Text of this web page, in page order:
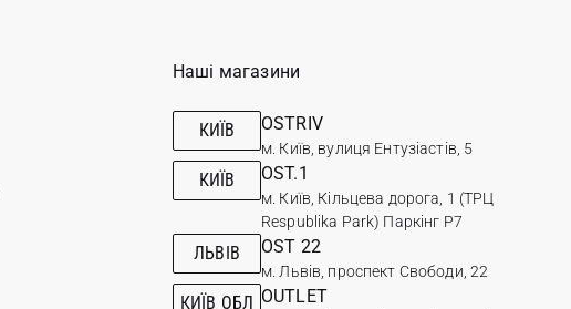
Наші магазини
КИЇВ OSTRIV
м. Київ, вулиця Ентузіастів, 5
КИЇВ OST.1
м. Київ, Кільцева дорога, 1 (ТРЦ
Respublika Park) Паркінг Р7
ЛЬВІВ OST 22
м. Львів, проспект Свободи, 22
КИЇВ ОБЛ OUTLET